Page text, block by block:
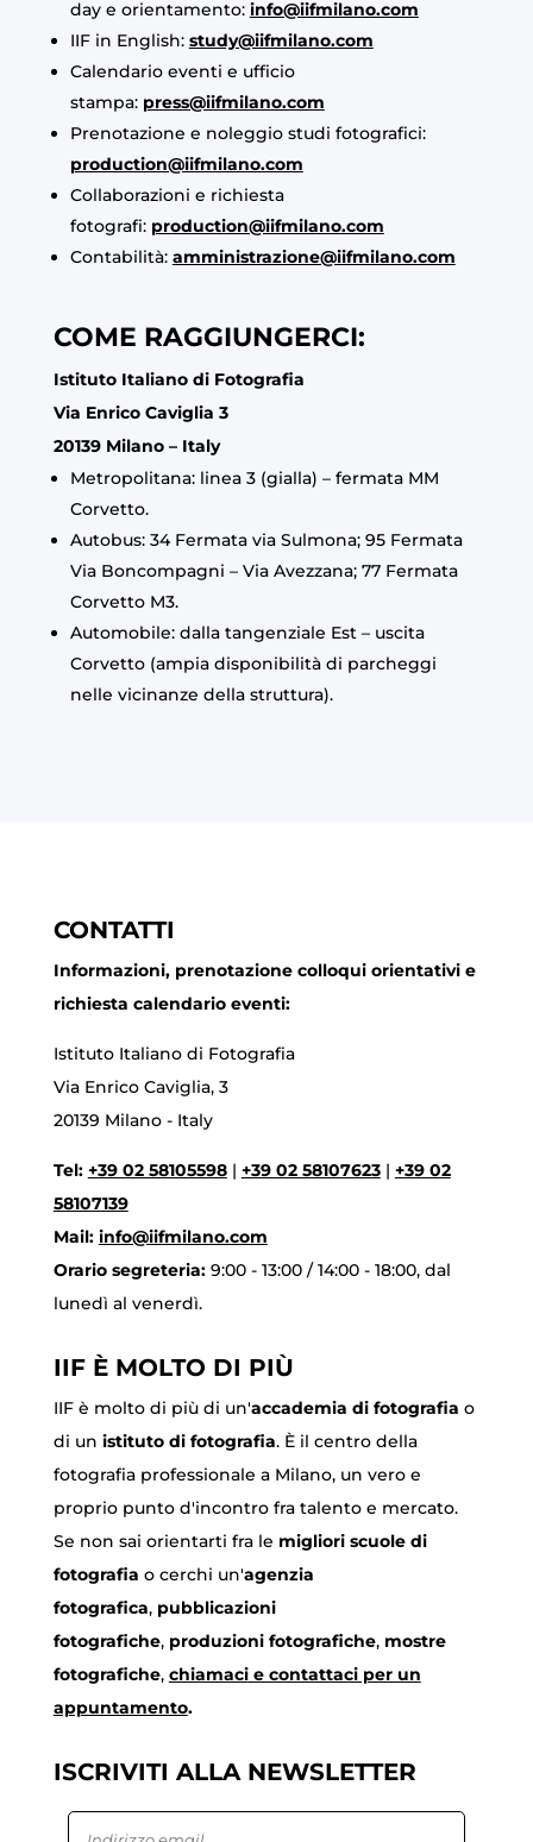
day e orientamento: info@iifmilano.com
IIF in English: study@iifmilano.com
Calendario eventi e ufficio
stampa: press@iifmilano.com
Prenotazione e noleggio studi fotografici:
production@iifmilano.com
Collaborazioni e richiesta
fotografi: production@iifmilano.com
Contabilità: amministrazione@iifmilano.com
COME RAGGIUNGERCI:
Istituto Italiano di Fotografia
Via Enrico Caviglia 3
20139 Milano – Italy
Metropolitana: linea 3 (gialla) – fermata MM
Corvetto.
Autobus: 34 Fermata via Sulmona; 95 Fermata
Via Boncompagni – Via Avezzana; 77 Fermata
Corvetto M3.
Automobile: dalla tangenziale Est – uscita
Corvetto (ampia disponibilità di parcheggi
nelle vicinanze della struttura).
CONTATTI
Informazioni, prenotazione colloqui orientativi e
richiesta calendario eventi:
Istituto Italiano di Fotografia
Via Enrico Caviglia, 3
20139 Milano - Italy
Tel: +39 02 58105598| +39 02 58107623| +39 02
58107139
Mail: info@iifmilano.com
Orario segreteria: 9:00 - 13:00 / 14:00 - 18:00, dal
lunedì al venerdì.
IIF È MOLTO DI PIÙ
IIF è molto di più di un'accademia di fotografia o
di un istituto di fotografia. È il centro della
fotografia professionale a Milano, un vero e
proprio punto d'incontro fra talento e mercato.
Se non sai orientarti fra le migliori scuole di
fotografia o cerchi un'agenzia
fotografica, pubblicazioni
fotografiche, produzioni fotografiche, mostre
fotografiche, chiamacie contattaci per un
appuntamento.
ISCRIVITI ALLA NEWSLETTER